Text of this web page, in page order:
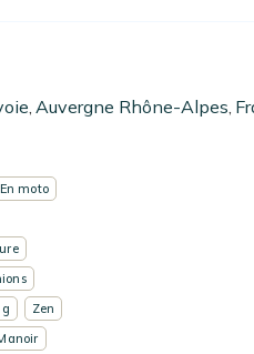
Auvergne Rhône-Alpes
En moto
Zen